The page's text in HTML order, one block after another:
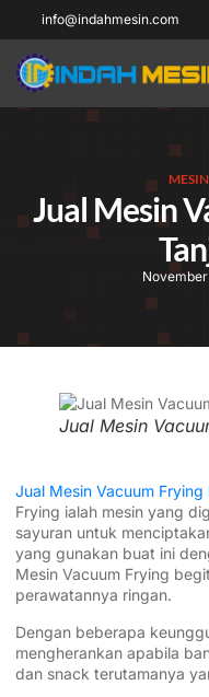
info@indahmesin.com
Jual Mesin
November
Jual Mesin
Jual Mesin Vacuum Frying
Frying ialah mesin yang
sayuran untuk
yang gunakan buat ini
Mesin Vacuum Frying
perawatannya ringan.
Dengan beberapa
mengherankan apabila
dan snack terutamanya